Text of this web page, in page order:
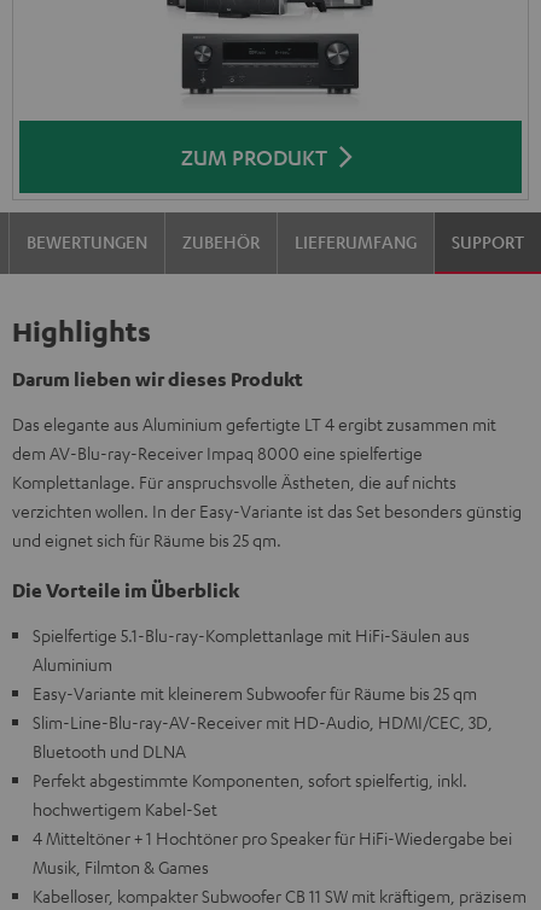
ZUM PRODUKT
BEWERTUNGEN ZUBEHÖR LIEFERUMFANG SUPPORT
Highlights
Darum lieben wir dieses Produkt
Das elegante aus Aluminium gefertigte LT 4 ergibt zusammen mit
dem AV-Blu-ray-Receiver Impaq 8000 eine spielfertige
Komplettanlage. Für anspruchsvolle Ästheten, die auf nichts
verzichten wollen. In der Easy-Variante ist das Set besonders günstig
und eignet sich für Räume bis 25 qm.
Die Vorteile im Überblick
Spielfertige 5.1-Blu-ray-Komplettanlage mit HiFi-Säulen aus
Aluminium
Easy-Variante mit kleinerem Subwoofer für Räume bis 25 qm
Slim-Line-Blu-ray-AV-Receiver mit HD-Audio, HDMI/CEC, 3D,
Bluetooth und DLNA
Perfekt abgestimmte Komponenten, sofort spielfertig, inkl.
hochwertigem Kabel-Set
4 Mitteltöner + 1 Hochtöner pro Speaker für HiFi-Wiedergabe bei
Musik, Filmton & Games
Kabelloser, kompakter Subwoofer CB 11 SW mit kräftigem, präzisem